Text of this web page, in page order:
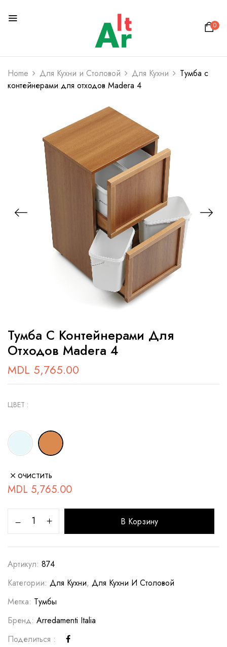
0
Home Для Кухни и Столовой Для Кухни
Тумба с
контейнерами для отходов Madera 4
Тумба С Контейнерами Для
Отходов Madera 4
MDL 5,765.00
ЦВЕТ
ОЧИСТИТЬ
MDL 5,765.00
В Корзину
Артикул: 874
Категории: Для Кухни, Для Кухни И Столовой
Метка: Тумбы
Бренд: Arredamenti Italia
Поделиться :